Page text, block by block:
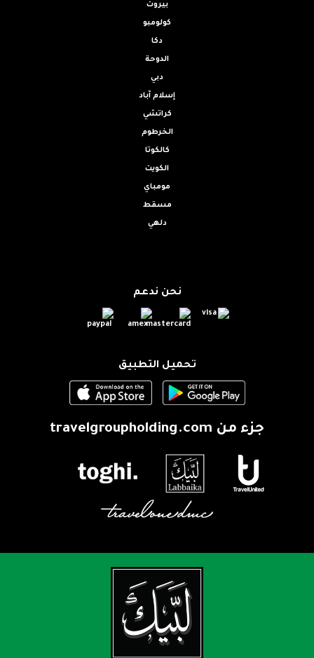
بيروت
كولومبو
دكا
الدوحة
دبي
إسلام آباد
كراتشي
الخرطوم
كالكوتا
الكويت
مومباي
مسقط
دلهي
نحن ندعم
تحميل التطبيق
جزء من travelgroupholding.com